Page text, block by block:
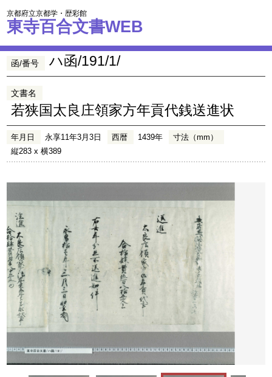
京都府立京都学・歴彩館
東寺百合文書WEB
函/番号 ハ函/191/1/
文書名
若狭国太良庄領家方年貢代銭送進状
年月日 永享11年3月3日 西暦 1439年
寸法（mm）
縦283 x 横389